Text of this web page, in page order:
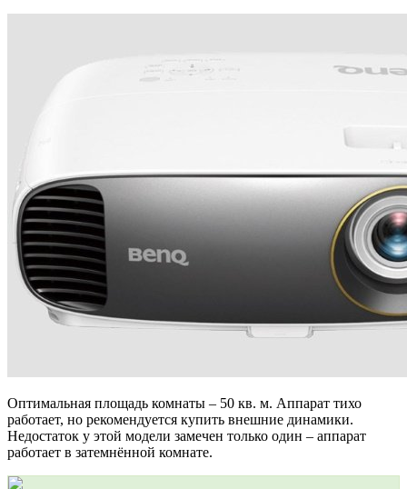
Оптимальная площадь комнаты – 50 кв. м. Аппарат тихо
работает, но рекомендуется купить внешние динамики.
Недостаток у этой модели замечен только один – аппарат
работает в затемнённой комнате.